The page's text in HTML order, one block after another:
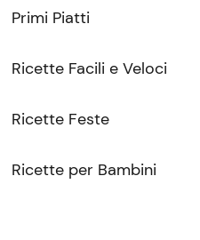
Primi Piatti
Ricette Facili e Veloci
Ricette Feste
Ricette per Bambini